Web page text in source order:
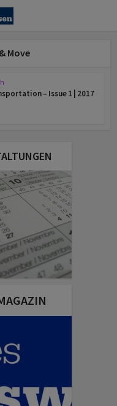
Move
– Issue 1 | 2017